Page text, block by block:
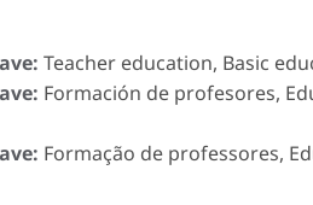
Teacher education, Basic
Formación de profesores,
Formação de professores,